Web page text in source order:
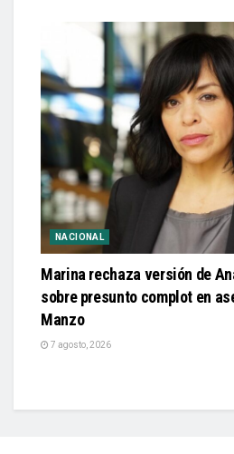
NACIONAL
Marina rechaza versión de
sobre presunto complot en
Manzo
7 agosto, 2026